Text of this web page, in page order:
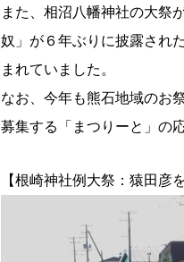
また、相沼八幡神社の大祭
奴」が６年ぶりに披露され
まれていました。
なお、今年も熊石地域のお
募集する「まつりーと」の
【根崎神社例大祭：猿田彦